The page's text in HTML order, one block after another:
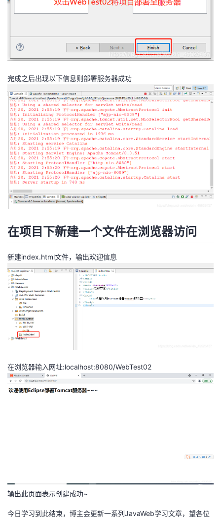
完成之后出现以下信息则部署服务器成功
在项目下新建一个文件在浏览器访问
新建index.html文件，输出欢迎信息
在浏览器输入网址:localhost:8080/WebTest02
输出此页面表示创建成功~
今日学习到此结束，博主会更新一系列JavaWeb学习文章，望各位